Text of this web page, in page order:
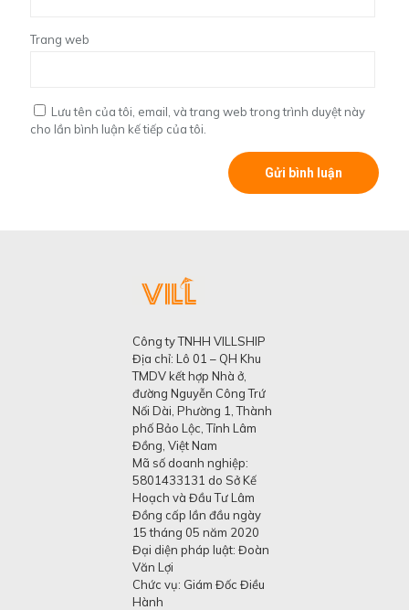
Trang web
Lưu tên của tôi, email, và trang web trong trình duyệt này
cho lần bình luận kế tiếp của tôi.
Công ty TNHH VILLSHIP
Địa chỉ: Lô 01 – QH Khu
TMDV kết hợp Nhà ở,
đường Nguyễn Công Trứ
Nối Dài, Phường 1, Thành
phố Bảo Lộc, Tỉnh Lâm
Đồng, Việt Nam
Mã số doanh nghiệp:
5801433131 do Sở Kế
Hoạch và Đầu Tư Lâm
Đồng cấp lần đầu ngày
15 tháng 05 năm 2020
Đại diện pháp luật: Đoàn
Văn Lợi
Chức vụ: Giám Đốc Điều
Hành